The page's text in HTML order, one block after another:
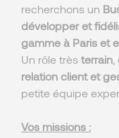
recherchons un
développer et
gamme à Paris et
Un rôle très terrain
relation client et
petite équipe
Vos missions :